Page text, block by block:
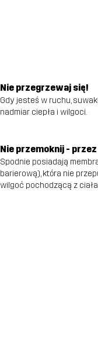
Nie przegrzewaj się!
Gdy jesteś w ruchu,
nadmiar ciepła i wilgoci.
Nie przemoknij - przez
Spodnie posiadają
barierową), która nie
wilgoć pochodzącą z